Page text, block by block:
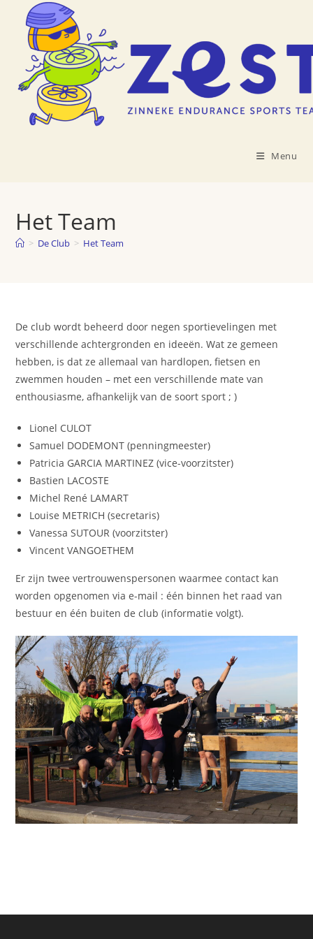
inhoud
Menu
Het Team
> De Club > Het Team
De club wordt beheerd door negen sportievelingen met
verschillende achtergronden en ideeën. Wat ze gemeen
hebben, is dat ze allemaal van hardlopen, fietsen en
zwemmen houden – met een verschillende mate van
enthousiasme, afhankelijk van de soort sport ; )
Lionel CULOT
Samuel DODEMONT (penningmeester)
Patricia GARCIA MARTINEZ (vice-voorzitster)
Bastien LACOSTE
Michel René LAMART
Louise METRICH (secretaris)
Vanessa SUTOUR (voorzitster)
Vincent VANGOETHEM
Er zijn twee vertrouwenspersonen waarmee contact kan
worden opgenomen via e-mail : één binnen het raad van
bestuur en één buiten de club (informatie volgt).